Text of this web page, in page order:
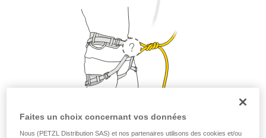
Faites un choix concernant vos données
Nous (PETZL Distribution SAS) et nos partenaires utilisons des cookies et/ou